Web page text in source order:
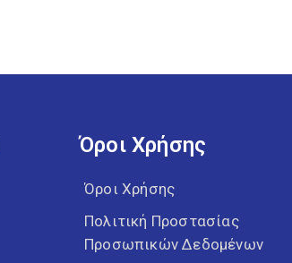
Όροι Χρήσης
Όροι Χρήσης
Πολιτική Προστασίας
Προσωπικών Δεδομένων